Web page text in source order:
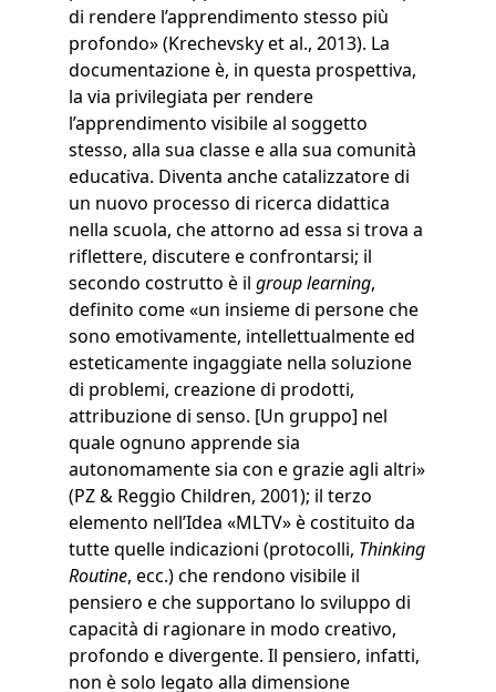
di rendere l’apprendimento stesso più
profondo» (Krechevsky et al., 2013). La
documentazione è, in questa prospettiva,
la via privilegiata per rendere
l’apprendimento visibile al soggetto
stesso, alla sua classe e alla sua comunità
educativa. Diventa anche catalizzatore di
un nuovo processo di ricerca didattica
nella scuola, che attorno ad essa si trova a
riflettere, discutere e confrontarsi; il
secondo costrutto è il group learning,
definito come «un insieme di persone che
sono emotivamente, intellettualmente ed
esteticamente ingaggiate nella soluzione
di problemi, creazione di prodotti,
attribuzione di senso. [Un gruppo] nel
quale ognuno apprende sia
autonomamente sia con e grazie agli altri»
(PZ & Reggio Children, 2001); il terzo
elemento nell’Idea «MLTV» è costituito da
tutte quelle indicazioni (protocolli, Thinking
Routine, ecc.) che rendono visibile il
pensiero e che supportano lo sviluppo di
capacità di ragionare in modo creativo,
profondo e divergente. Il pensiero, infatti,
non è solo legato alla dimensione